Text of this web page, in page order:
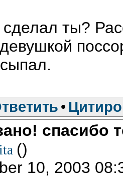
сделал ты?
•
спасибо
()
10, 2003